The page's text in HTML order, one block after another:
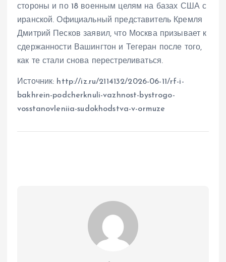
стороны и по 18 военным целям на базах США с
иранской. Официальный представитель Кремля
Дмитрий Песков заявил, что Москва призывает к
сдержанности Вашингтон и Тегеран после того,
как те стали снова перестреливаться.
Источник: http://iz.ru/2114132/2026-06-11/rf-i-
bakhrein-podcherknuli-vazhnost-bystrogo-
vosstanovleniia-sudokhodstva-v-ormuze